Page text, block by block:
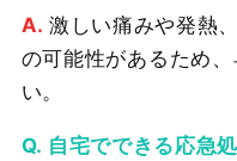
激しい痛みや発熱
の可能性があるため
い。
自宅でできる応急